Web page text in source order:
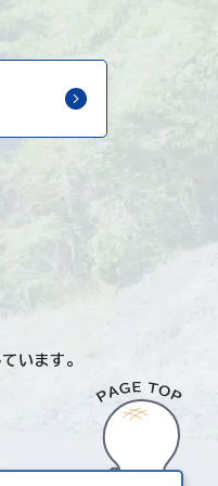
います。